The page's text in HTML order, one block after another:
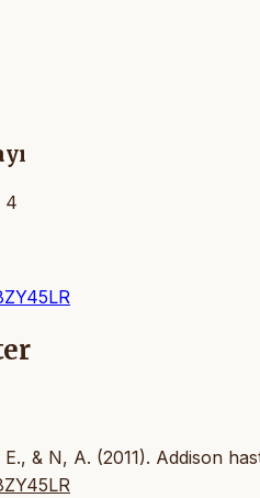
4
& N, A. (2011). Addison